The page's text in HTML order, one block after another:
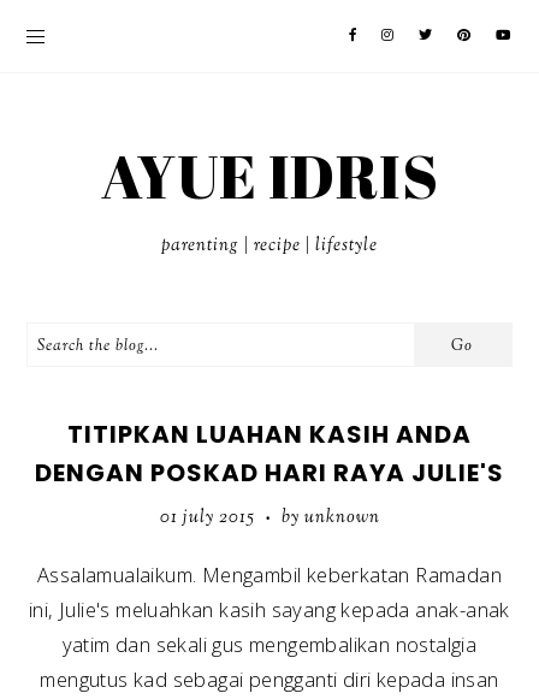
AYUE IDRIS
parenting | recipe | lifestyle
TITIPKAN LUAHAN KASIH ANDA
DENGAN POSKAD HARI RAYA JULIE'S
01 july 2015 • by unknown
Assalamualaikum. Mengambil keberkatan Ramadan
ini, Julie's meluahkan kasih sayang kepada anak-anak
yatim dan sekali gus mengembalikan nostalgia
mengutus kad sebagai pengganti diri kepada insan